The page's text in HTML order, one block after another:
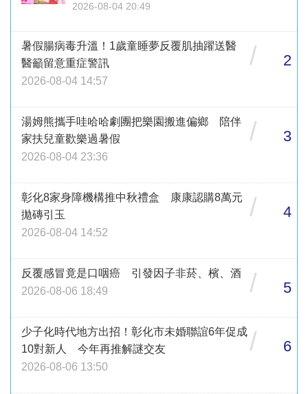
2026-08-04 20:49
暑假腸病毒升溫！1歲童睡夢反覆肌抽躍送醫
醫籲留意重症警訊
2026-08-04 14:57
/ 2
湯姆熊攜手哇哈哈劇團把樂園搬進偏鄉 陪伴
家扶兒童歡樂過暑假
2026-08-04 23:36
/ 3
彰化8家身障機構推中秋禮盒 康康認購8萬元
拋磚引玉
2026-08-04 14:52
/ 4
反覆感冒竟是口咽癌 引發因子非菸、檳、酒
2026-08-06 18:49
/ 5
少子化時代地方出招！彰化市未婚聯誼6年促成
10對新人 今年再推解謎交友
2026-08-06 13:50
/ 6